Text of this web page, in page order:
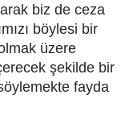
biz de ceza
böylesi bir
üzere
şekilde bir
fayda